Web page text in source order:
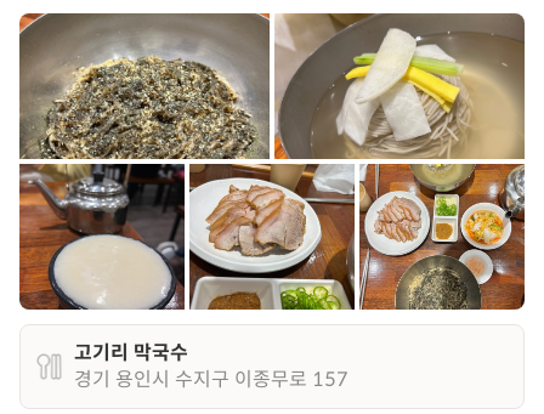
고기리 막국수
경기 용인시 수지구 이종무로 157